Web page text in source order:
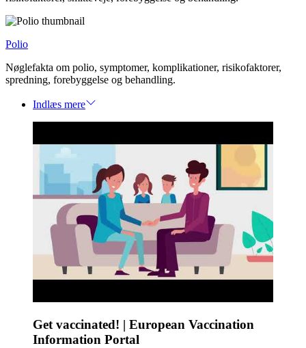
Polio
Nøglefakta om polio, symptomer, komplikationer, risikofaktorer,
spredning, forebyggelse og behandling.
Indlæs mere
Get vaccinated! | European Vaccination
Information Portal